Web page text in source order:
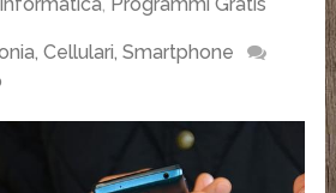
Cellulari, Smartphone